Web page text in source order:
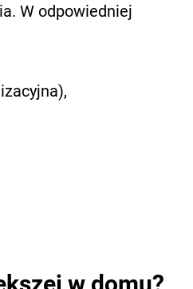
W odpowiedniej